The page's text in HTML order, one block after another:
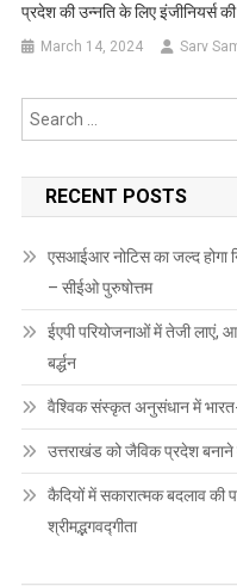
प्रदेश की उन्नति के लिए इंजीनियर्स की
March 14, 2024 Sarv
RECENT POSTS
एसआईआर नोटिस का जल्द होगा
– सीईओ पुरुषोत्तम
ईएपी परियोजनाओं में तेजी लाएं,
बर्द्धन
वैश्विक संस्कृत अनुसंधान में
उत्तराखंड को जैविक प्रदेश बनाने
कैदियों में सकारात्मक बदलाव की
श्रीमद्भगवद्गीता